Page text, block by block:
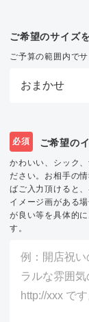
ご希望のサイズ
ご予算の範囲内で
必須 ご希望の
かわいい、シック
ださい。お相手の
ばご入力頂けると
イメージ画がある
が良い等を具体的
す。